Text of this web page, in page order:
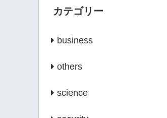
カテゴリー
business
others
science